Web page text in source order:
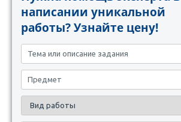
написании уникальной
работы? Узнайте цену!